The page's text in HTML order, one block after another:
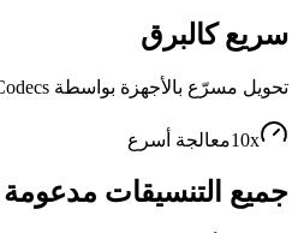
سريع كالبرق
تحويل مسرّع بالأجهزة بواسطة WebCodecs وWebAssembly.
10xمعالجة أسرع
جميع التنسيقات مدعومة